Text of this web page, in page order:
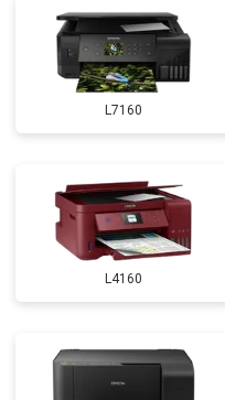
L7160
L4160